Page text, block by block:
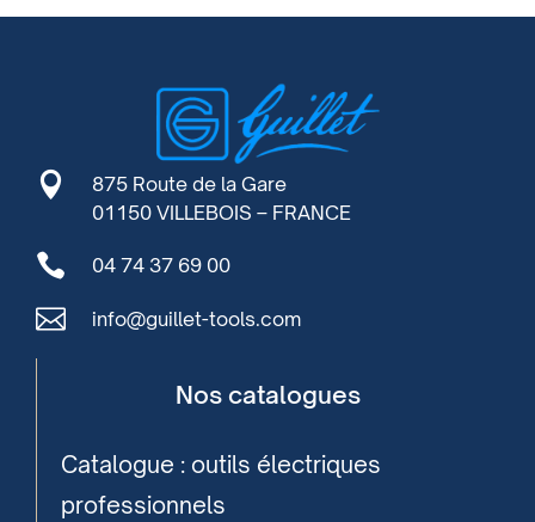

875 Route de la Gare
01150 VILLEBOIS – FRANCE
 04 74 37 69 00
 info@guillet-tools.com
Nos catalogues
Catalogue : outils électriques
professionnels